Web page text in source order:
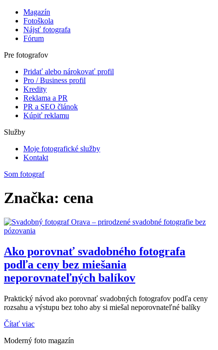
Magazín
Fotoškola
Nájsť fotografa
Fórum
Pre fotografov
Pridať alebo nárokovať profil
Pro / Business profil
Kredity
Reklama a PR
PR a SEO článok
Kúpiť reklamu
Služby
Moje fotografické služby
Kontakt
Som fotograf
Značka: cena
Ako porovnať svadobného fotografa
podľa ceny bez miešania
neporovnateľných balíkov
Praktický návod ako porovnať svadobných fotografov podľa ceny
rozsahu a výstupu bez toho aby si miešal neporovnateľné balíky
Čítať viac
Moderný foto magazín